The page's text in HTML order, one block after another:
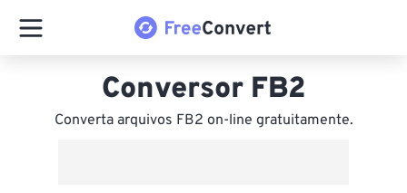
Conversor FB2
Converta arquivos FB2 on-line gratuitamente.